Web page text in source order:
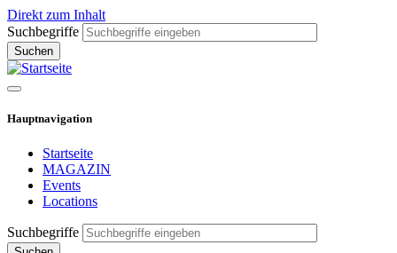
Direkt zum Inhalt
Suchbegriffe
Hauptnavigation
Startseite
MAGAZIN
Events
Locations
Suchbegriffe